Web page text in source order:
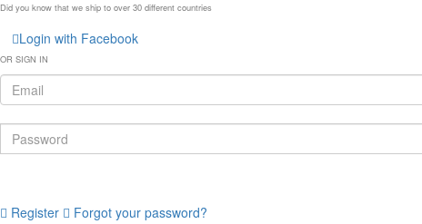
Did you know that we ship to over 30 different countries
Login with Facebook
OR SIGN IN
Register
Forgot your password?